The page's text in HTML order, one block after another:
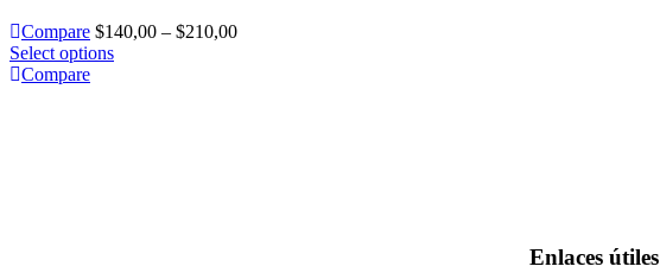
Compare $140,00 – $210,00
Select options
Compare
Enlaces útiles